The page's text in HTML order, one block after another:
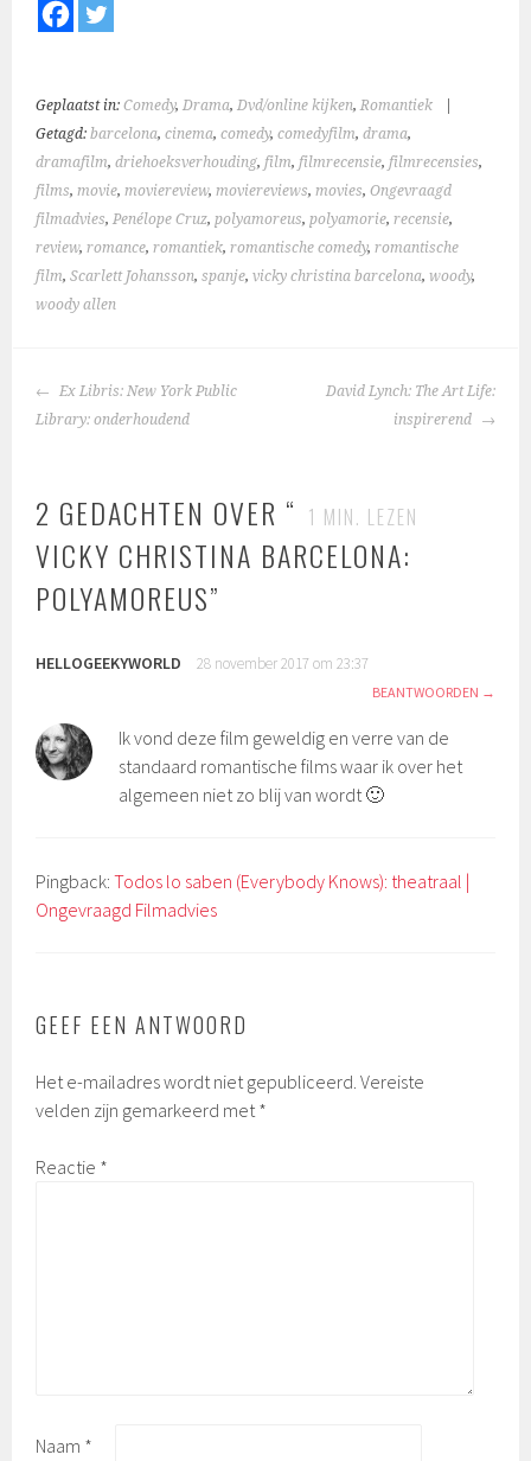
Geplaatst in:Comedy,Drama,Dvd/online kijken,Romantiek
Getagd:barcelona,cinema,comedy,comedyfilm,drama,
dramafilm,driehoeksverhouding,film,filmrecensie,filmrecensies,
films,movie,moviereview,moviereviews,movies,Ongevraagd
filmadvies,Penélope Cruz,polyamoreus,polyamorie,recensie,
review,romance,romantiek,romantische comedy,romantische
film,Scarlett Johansson,spanje,vicky christina barcelona,woody,
woody allen
BERICHTNAVIGATIE
Ex Libris: New York Public
Library: onderhoudend
David Lynch: The Art Life:
inspirerend
2 GEDACHTEN OVER “ 1 MIN. LEZEN
VICKY CHRISTINA BARCELONA:
POLYAMOREUS”
HELLOGEEKYWORLD 28 november 2017 om 23:37
BEANTWOORDEN
Ik vond deze film geweldig en verre van de
standaard romantische films waar ik over het
algemeen niet zo blij van wordt 🙂
Pingback:Todos lo saben (Everybody Knows): theatraal |
Ongevraagd Filmadvies
GEEF EEN ANTWOORD
Het e-mailadres wordt niet gepubliceerd. Vereiste
velden zijn gemarkeerd met *
Reactie *
Naam *